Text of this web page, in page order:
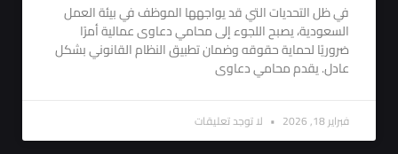
في ظل التحديات التي قد يواجهها الموظف في بيئة العمل
السعودية، يصبح اللجوء إلى محامي دعاوى عمالية أمرًا
ضروريًا لحماية حقوقه وضمان تطبيق النظام القانوني بشكل
عادل. يقدم محامي دعاوى
فبراير 18, 2026 لا توجد تعليقات